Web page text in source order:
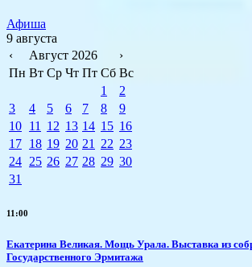
Афиша
9 августа
‹
Август 2026
›
Пн Вт Ср Чт Пт Сб Вс
1
2
3
4 5 6 7 8
9
10 11 12 13 14 15 16
17 18 19 20 21 22 23
24 25 26 27 28 29 30
31
11:00
​Екатерина Великая. Мощь Урала. Выставка из
Государственного Эрмитажа